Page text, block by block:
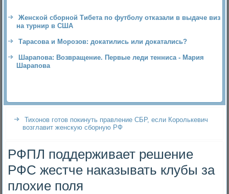
Женской сборной Тибета по футболу отказали в выдаче виз
на турнир в США
Тарасова и Морозов: докатились или докатались?
Шарапова: Возвращение. Первые леди тенниса - Мария
Шарапова
Тихонов готов покинуть правление СБР, если Королькевич
возглавит женскую сборную РФ
РФПЛ поддерживает решение
РФС жестче наказывать клубы за
плохие поля